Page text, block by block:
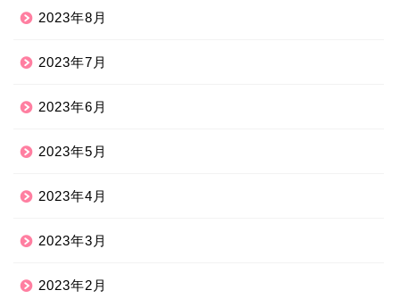
2023年8月
2023年7月
2023年6月
2023年5月
2023年4月
2023年3月
2023年2月